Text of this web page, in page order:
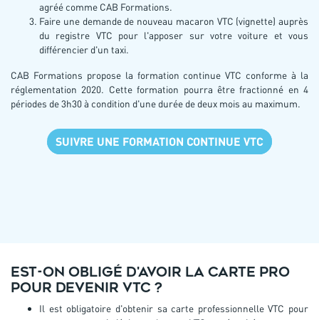
agréé comme CAB Formations.
Faire une demande de nouveau macaron VTC (vignette) auprès
du registre VTC pour l'apposer sur votre voiture et vous
différencier d'un taxi.
CAB Formations propose la formation continue VTC conforme à la
réglementation 2020. Cette formation pourra être fractionné en 4
périodes de 3h30 à condition d'une durée de deux mois au maximum.
SUIVRE UNE FORMATION CONTINUE VTC
Est-on obligé d'avoir la carte pro
pour devenir VTC ?
Il est obligatoire d'obtenir sa carte professionnelle VTC pour